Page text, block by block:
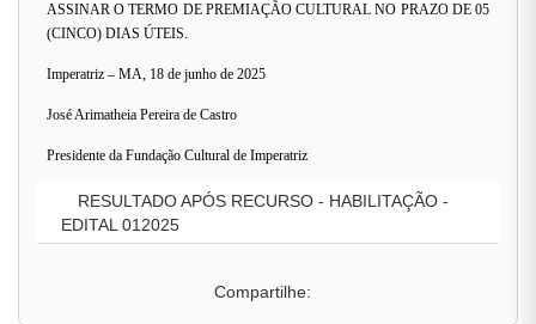
ASSINAR O TERMO DE PREMIAÇÃO CULTURAL NO PRAZO DE 05
(CINCO) DIAS ÚTEIS.
Imperatriz – MA, 18 de junho de 2025
José Arimatheia Pereira de Castro
Presidente da Fundação Cultural de Imperatriz
RESULTADO APÓS RECURSO - HABILITAÇÃO -
EDITAL 012025
Compartilhe: